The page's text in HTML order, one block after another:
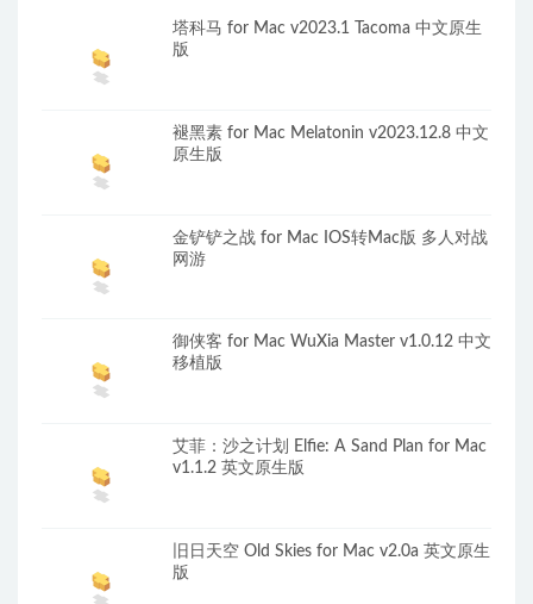
塔科马 for Mac v2023.1 Tacoma 中文原生
版
褪黑素 for Mac Melatonin v2023.12.8 中文
原生版
金铲铲之战 for Mac IOS转Mac版 多人对战
网游
御侠客 for Mac WuXia Master v1.0.12 中文
移植版
艾菲：沙之计划 Elfie: A Sand Plan for Mac
v1.1.2 英文原生版
旧日天空 Old Skies for Mac v2.0a 英文原生
版